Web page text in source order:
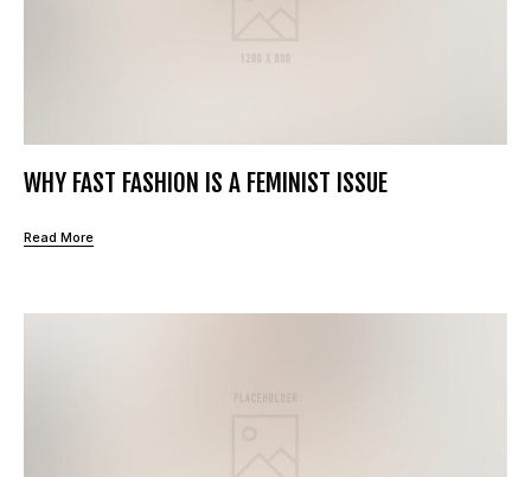
WHY FAST FASHION IS A FEMINIST ISSUE
Read More